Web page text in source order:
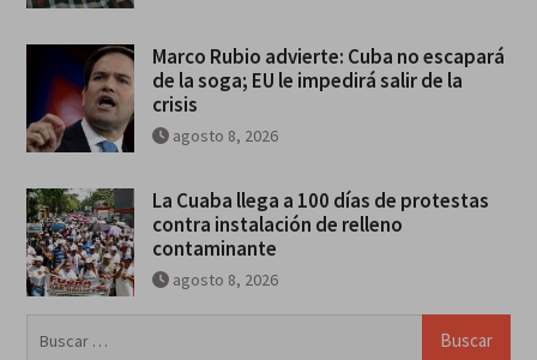
Marco Rubio advierte: Cuba no escapará
de la soga; EU le impedirá salir de la
crisis
agosto 8, 2026
La Cuaba llega a 100 días de protestas
contra instalación de relleno
contaminante
agosto 8, 2026